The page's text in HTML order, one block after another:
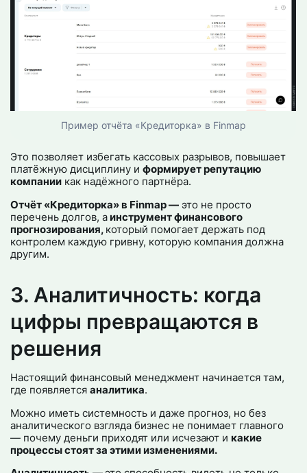
Пример отчёта «Кредиторка» в Finmap
Это позволяет избегать кассовых разрывов, повышает
платёжную дисциплину иформирует репутацию
компании как надёжного партнёра.
Отчёт «Кредиторка» в Finmap — это не просто
перечень долгов, а инструмент финансового
прогнозирования, который помогает держать под
контролем каждую гривну, которую компания должна
другим.
3. Аналитичность: когда
цифры превращаются в
решения
Настоящий финансовый менеджмент начинается там,
где появляетсяаналитика.
Можно иметь системность и даже прогноз, но без
аналитического взгляда бизнес не понимает главного
— почему деньги приходят или исчезают и какие
процессы стоят за этими изменениями.